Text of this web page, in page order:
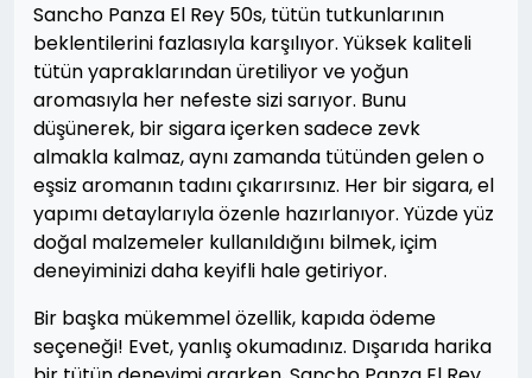
Sancho Panza El Rey 50s, tütün tutkunlarının
beklentilerini fazlasıyla karşılıyor. Yüksek kaliteli
tütün yapraklarından üretiliyor ve yoğun
aromasıyla her nefeste sizi sarıyor. Bunu
düşünerek, bir sigara içerken sadece zevk
almakla kalmaz, aynı zamanda tütünden gelen o
eşsiz aromanın tadını çıkarırsınız. Her bir sigara, el
yapımı detaylarıyla özenle hazırlanıyor. Yüzde yüz
doğal malzemeler kullanıldığını bilmek, içim
deneyiminizi daha keyifli hale getiriyor.
Bir başka mükemmel özellik, kapıda ödeme
seçeneği! Evet, yanlış okumadınız. Dışarıda harika